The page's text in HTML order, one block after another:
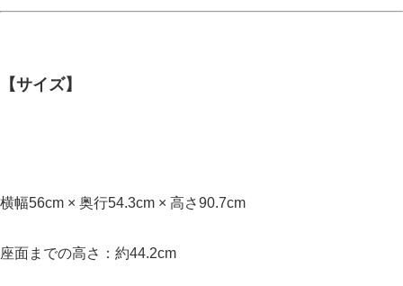
【サイズ】
横幅56cm × 奥行54.3cm × 高さ90.7cm
座面までの高さ：約44.2cm